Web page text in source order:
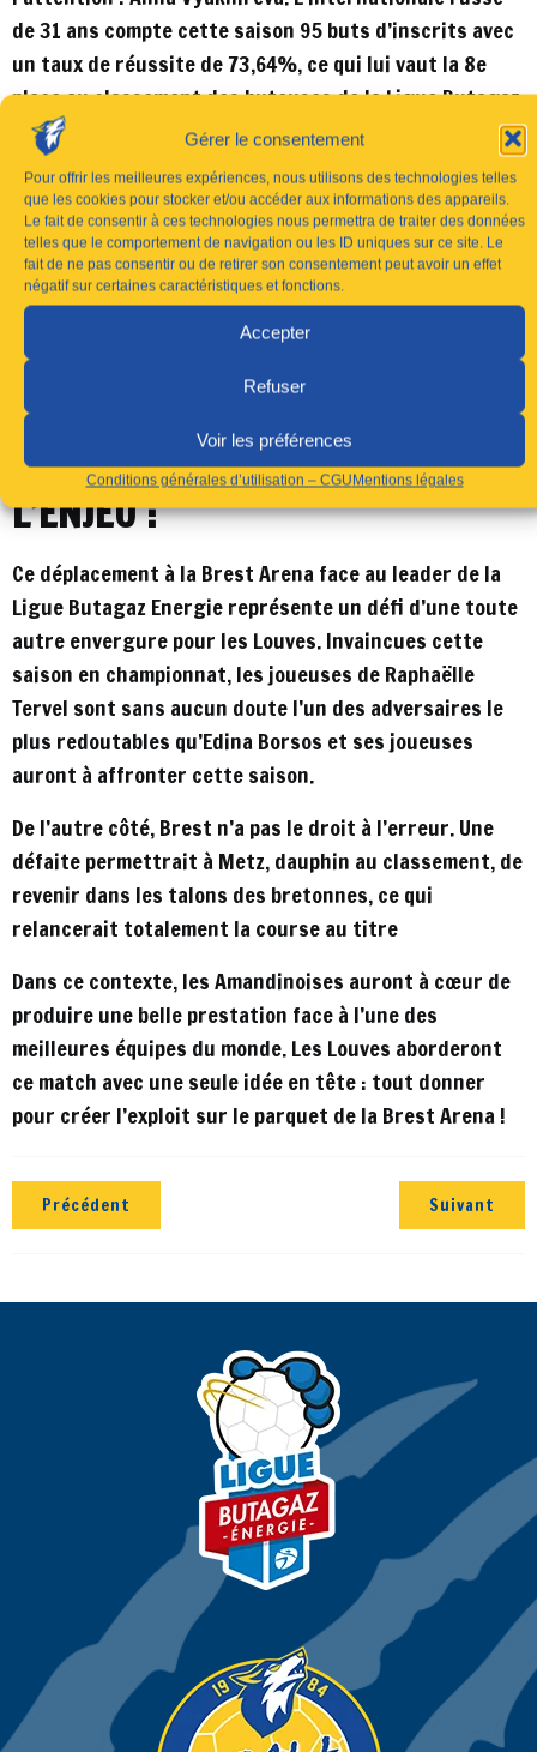
Gérer le consentement
Pour offrir les meilleures expériences, nous utilisons des technologies telles
que les cookies pour stocker et/ou accéder aux informations des appareils.
Le fait de consentir à ces technologies nous permettra de traiter des données
telles que le comportement de navigation ou les ID uniques sur ce site. Le
fait de ne pas consentir ou de retirer son consentement peut avoir un effet
négatif sur certaines caractéristiques et fonctions.
Accepter
Refuser
Voir les préférences
Conditions générales d’utilisation – CGUMentions légales
de 31 ans compte cette saison 95 buts d’inscrits avec
un taux de réussite de 73,64%, ce qui lui vaut la 8e
place au classement des buteuses de la Ligue Butagaz
Energie.
Vyakhireva, c’est aussi une médaille d’or aux Jeux
Olympiques de Rio en 2016 et d’argent à Tokyo en 2020.
En club, elle a également été sacrée meilleure buteuse
de la Ligue des Champions en 2024, confirmant son
statut de joueuse de classe mondiale. Sur le terrain,
elle se distingue par sa vista et son sens de la
création, capable de donner du rythme au jeu et de
faire basculer un match à tout moment, la défense
amandinoise devra la surveiller de très près.
L’ENJEU :
Ce déplacement à la Brest Arena face au leader de la
Ligue Butagaz Energie représente un défi d’une toute
autre envergure pour les Louves. Invaincues cette
saison en championnat, les joueuses de Raphaëlle
Tervel sont sans aucun doute l’un des adversaires le
plus redoutables qu’Edina Borsos et ses joueuses
auront à affronter cette saison.
De l’autre côté, Brest n’a pas le droit à l’erreur. Une
défaite permettrait à Metz, dauphin au classement, de
revenir dans les talons des bretonnes, ce qui
relancerait totalement la course au titre
Dans ce contexte, les Amandinoises auront à cœur de
produire une belle prestation face à l’une des
meilleures équipes du monde. Les Louves aborderont
ce match avec une seule idée en tête : tout donner
pour créer l’exploit sur le parquet de la Brest Arena !
Précédent Suivant